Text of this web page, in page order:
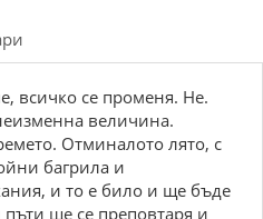
всичко се променя. Не.
величина.
Отминалото лято, с
багрила и
и то е било и ще бъде
ще се преповтаря и